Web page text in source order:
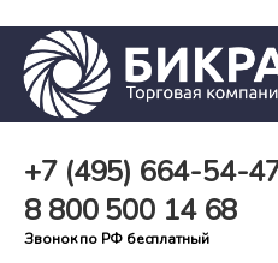
+7 (495) 664-54-
8 800500 14 68
Звонок по РФ бесплатный